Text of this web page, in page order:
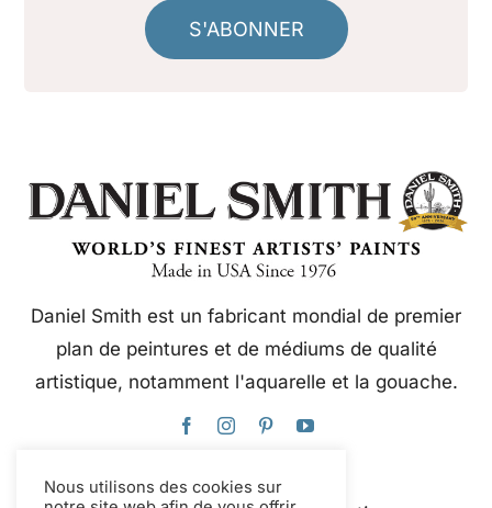
S'ABONNER
Daniel Smith est un fabricant mondial de premier
plan de peintures et de médiums de qualité
artistique, notamment l'aquarelle et la gouache.
Nous utilisons des cookies sur